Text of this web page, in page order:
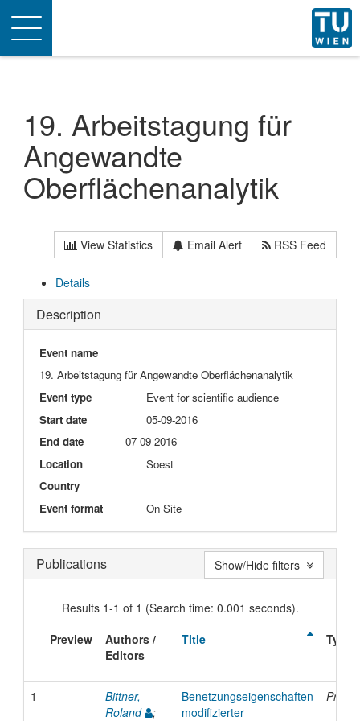
Toggle
navigation
19. Arbeitstagung für
Angewandte
Oberflächenanalytik
View Statistics Email Alert RSS Feed
Details
Description
Event name
19. Arbeitstagung für Angewandte Oberflächenanalytik
Event type
Event for scientific audience
Start date
05-09-2016
End date
07-09-2016
Location
Soest
Country
Event format
On Site
Publications
Results 1-1 of 1 (Search time: 0.001 seconds).
Preview
Authors /
Editors
Title Type
1
Bittner,
Roland
;
Benetzungseigenschaften
modifizierter